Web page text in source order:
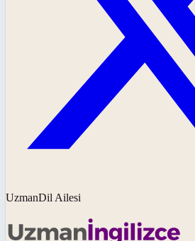
UzmanDil Ailesi